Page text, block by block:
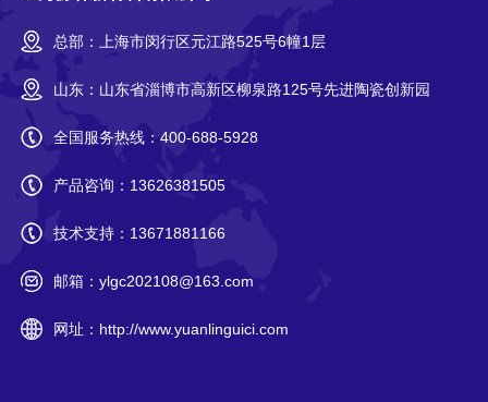
总部：上海市闵行区元江路525号6幢1层
山东：山东省淄博市高新区柳泉路125号先进陶瓷创新园
全国服务热线： 400-688-5928
产品咨询： 13626381505
技术支持： 13671881166
邮箱： ylgc202108@163.com
网址： http://www.yuanlinguici.com